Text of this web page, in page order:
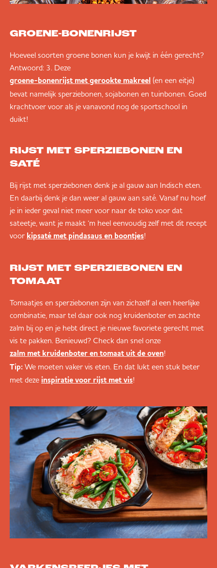
GROENE-BONENRIJST
Hoeveel soorten groene bonen kun je kwijt in één gerecht?
Antwoord: 3. Deze
groene-bonenrijst met gerookte makreel (en een eitje)
bevat namelijk sperziebonen, sojabonen en tuinbonen. Goed
krachtvoer voor als je vanavond nog de sportschool in
duikt!
RIJST MET SPERZIEBONEN EN
SATÉ
Bij rijst met sperziebonen denk je al gauw aan Indisch eten.
En daarbij denk je dan weer al gauw aan saté. Vanaf nu hoef
je in ieder geval niet meer voor naar de toko voor dat
sateetje, want je maakt ‘m heel eenvoudig zelf met dit recept
voor kipsaté met pindasaus en boontjes!
RIJST MET SPERZIEBONEN EN
TOMAAT
Tomaatjes en sperziebonen zijn van zichzelf al een heerlijke
combinatie, maar tel daar ook nog kruidenboter en zachte
zalm bij op en je hebt direct je nieuwe favoriete gerecht met
vis te pakken. Benieuwd? Check dan snel onze
zalm met kruidenboter en tomaat uit de oven!
Tip: We moeten vaker vis eten. En dat lukt een stuk beter
met deze inspiratie voor rijst met vis!